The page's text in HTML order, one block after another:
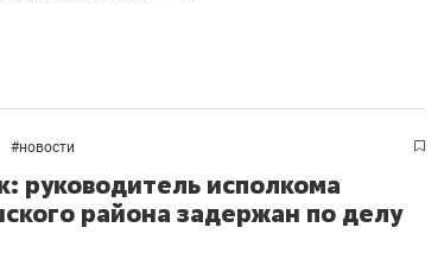
#новости
руководитель исполкома
района задержан по делу